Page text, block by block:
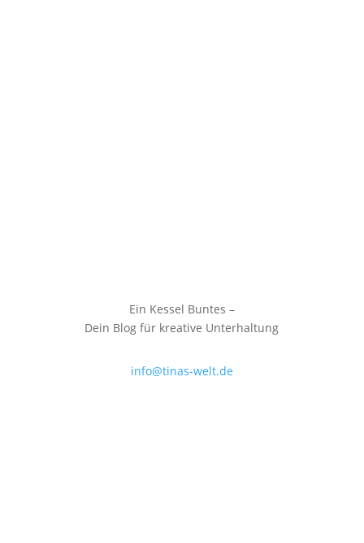
Ein Kessel Buntes –
Dein Blog für kreative Unterhaltung
info@tinas-welt.de